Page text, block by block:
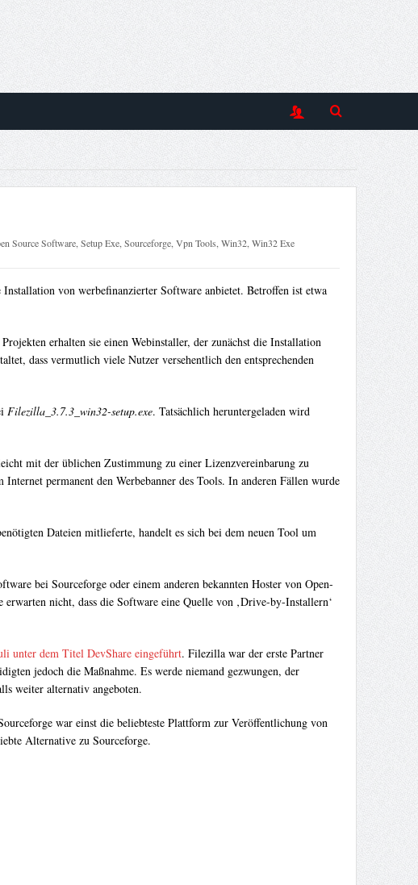
Source Software,Setup Exe,Sourceforge,Vpn Tools,Win32,Win32 Exe
von werbefinanzierter Software anbietet. Betroffen ist etwa
erhalten sie einen Webinstaller, der zunächst die Installation
dass vermutlich viele Nutzer versehentlich den entsprechenden
Filezilla_3.7.3_win32-setup.exe. Tatsächlich heruntergeladen wird
mit der üblichen Zustimmung zu einer Lizenzvereinbarung zu
permanent den Werbebanner des Tools. In anderen Fällen wurde
Dateien mitlieferte, handelt es sich bei dem neuen Tool um
bei Sourceforge oder einem anderen bekannten Hoster von Open-
nicht, dass die Software eine Quelle von ‚Drive-by-Installern‘
unter dem Titel DevShare eingeführt. Filezilla war der erste Partner
jedoch die Maßnahme. Es werde niemand gezwungen, der
weiter alternativ angeboten.
war einst die beliebteste Plattform zur Veröffentlichung von
Alternative zu Sourceforge.